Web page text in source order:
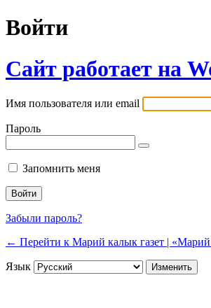
Войти
Сайт работает на
Имя пользователя или email
Пароль
Запомнить меня
Забыли пароль?
← Перейти к Марий калык газет |
Язык